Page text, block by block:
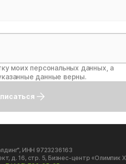
моих персональных данных, а
данные верны.
ИНН 9723236163
д. 16, стр. 5, Бизнес-центр «Олимпик